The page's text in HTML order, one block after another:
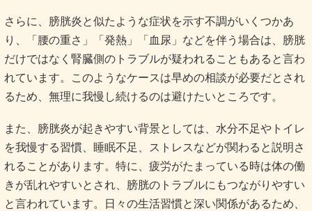
さらに、膀胱炎と似たような症状を示す不調がいくつかあ
り、「腰の重さ」「発熱」「血尿」などを伴う場合は、膀胱
だけではなく腎臓側のトラブルが疑われることもあると言わ
れています。このようなケースは早めの相談が必要だとされ
るため、無理に我慢し続けるのは避けたいところです。
また、膀胱炎が起きやすい背景としては、水分不足やトイレ
を我慢する習慣、睡眠不足、ストレスなどが関わると説明さ
れることがあります。特に、疲労がたまっている時は体の働
きが乱れやすいとされ、膀胱のトラブルにもつながりやすい
と言われています。日々の生活習慣と深い関係があるため、